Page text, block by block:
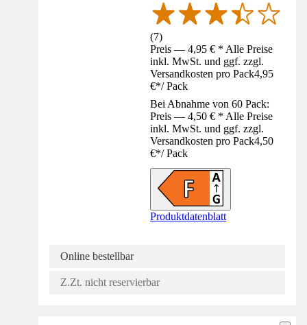
(7)
Preis — 4,95 € * Alle Preise
inkl. MwSt. und ggf. zzgl.
Versandkosten pro Pack4,95
€*/ Pack
Bei Abnahme von 60 Pack:
Preis — 4,50 € * Alle Preise
inkl. MwSt. und ggf. zzgl.
Versandkosten pro Pack4,50
€*/ Pack
Produktdatenblatt
Online bestellbar
Z.Zt. nicht reservierbar